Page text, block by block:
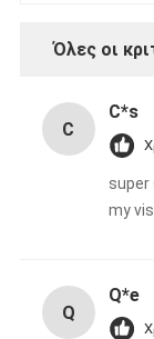
Όλες οι
C
C*s
super
my
Q
Q*e